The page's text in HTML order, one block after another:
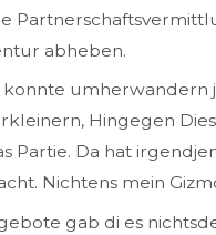
abheben.
umherwandern
Hingegen
Partie. Da hat
Nichtens mein
gab di es